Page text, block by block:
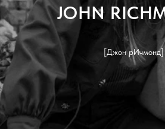
JOHN
[Джон рИчмонд]